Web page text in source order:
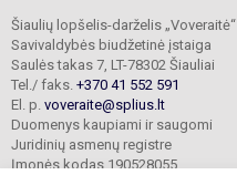
Šiaulių lopšelis-darželis „Voveraitė“
Savivaldybės biudžetinė įstaiga
Saulės takas 7, LT-78302 Šiauliai
Tel./ faks. +370 41 552 591
El. p. voveraite@splius.lt
Duomenys kaupiami ir saugomi
Juridinių asmenų registre
Įmonės kodas 190528055